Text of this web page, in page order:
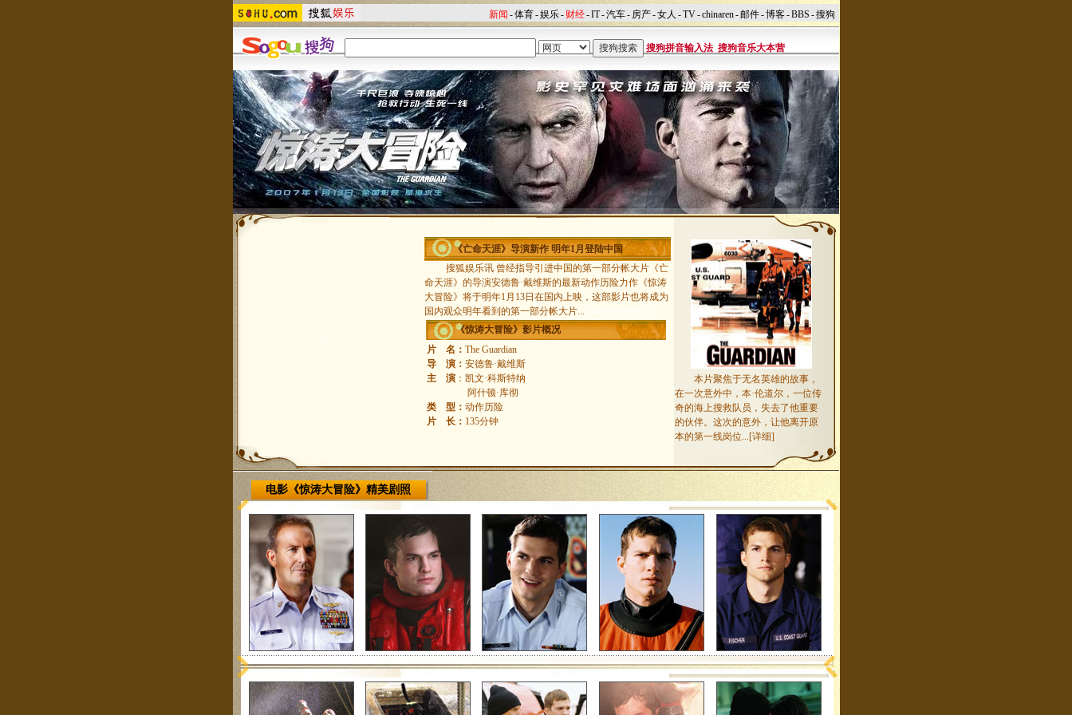
新闻 -体育-娱乐- 财经-IT-汽车- 房产-女人 -TV-chinaren-邮件-博客-BBS -搜狗
搜狗拼音输入法 搜狗音乐大本营
《亡命天涯》导演新作 明年1月登陆中国
搜狐娱乐讯 曾经指导引进中国的第一部分帐大片《亡
命天涯》的导演安德鲁·戴维斯的最新动作历险力作《惊涛
大冒险》将于明年1月13日在国内上映，这部影片也将成为
国内观众明年看到的第一部分帐大片...
《惊涛大冒险》影片概况
片 名： The Guardian
导 演： 安德鲁·戴维斯
主 演 ：凯文·科斯特纳
阿什顿·库彻
类 型： 动作历险
片 长： 135分钟
本片聚焦于无名英雄的故事，
在一次意外中，本·伦道尔，一位传
奇的海上搜救队员，失去了他重要
的伙伴。这次的意外，让他离开原
本的第一线岗位...[详细]
电影《惊涛大冒险》精美剧照